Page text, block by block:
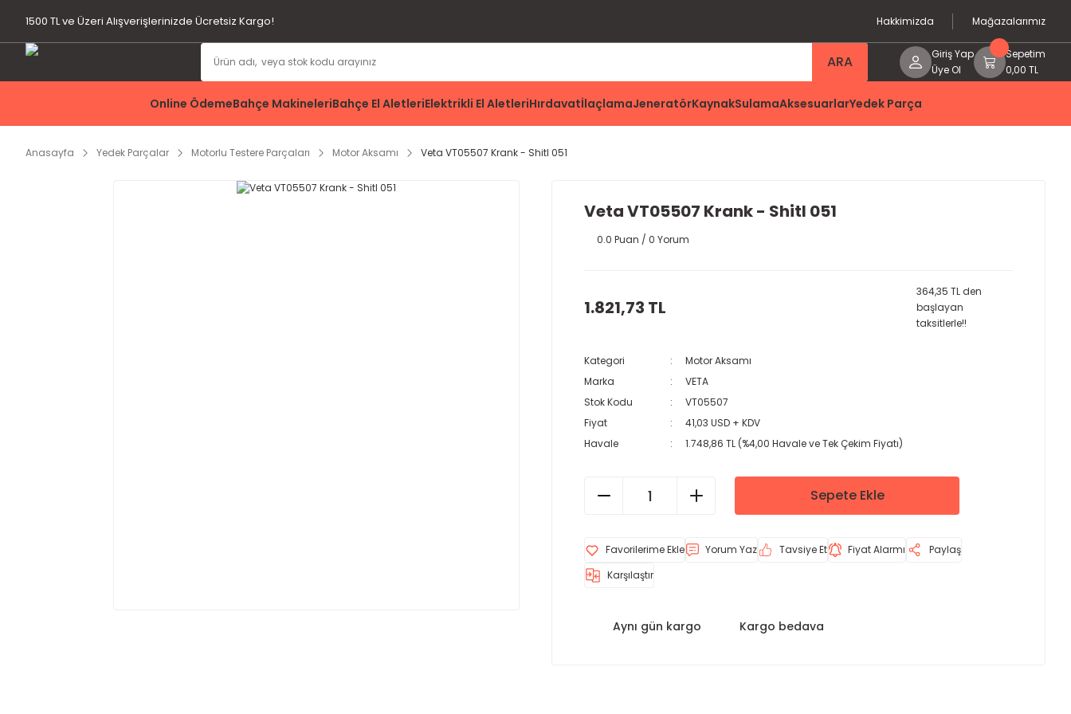
1500 TL ve Üzeri Alışverişlerinizde Ücretsiz Kargo! Hakkimizda Mağazalarımız
ARA
Giriş Yap
Üye Ol
Sepetim
0,00 TL
Online ÖdemeBahçe MakineleriBahçe El AletleriElektrikli El AletleriHırdavatİlaçlamaJeneratörKaynakSulamaAksesuarlarYedek Parça
Anasayfa Yedek Parçalar Motorlu Testere Parçaları Motor Aksamı Veta VT05507 Krank - Shitl 051
Veta VT05507 Krank - Shitl 051
0.0 Puan / 0 Yorum
1.821,73 TL
364,35 TL den
başlayan
taksitlerle!!
Kategori
Motor Aksamı
Marka
VETA
Stok Kodu
VT05507
Fiyat
41,03 USD + KDV
Havale
1.748,86 TL (%4,00 Havale ve Tek Çekim Fiyatı)
Sepete Ekle
Yorum Yaz Tavsiye Et Fiyat Alarmı
Paylaş
Karşılaştır
Aynı gün kargo Kargo bedava